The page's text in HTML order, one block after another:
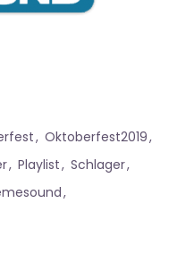
Oktoberfest2019
Playlist
Schlager